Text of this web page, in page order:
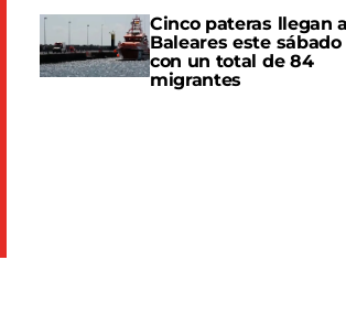
Cinco pateras llegan a
Baleares este sábado
con un total de 84
migrantes